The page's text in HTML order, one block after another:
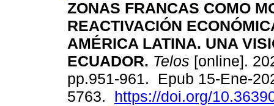
ZONAS FRANCAS COMO
REACTIVACIÓN
AMÉRICA LATINA. UNA
ECUADOR. Telos [online].
pp.951-961. Epub 15-Ene-
5763. https://doi.org/